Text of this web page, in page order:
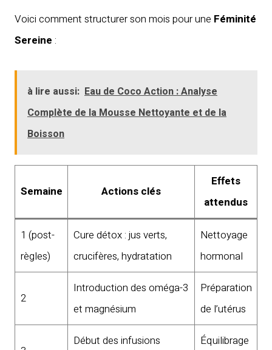
Voici comment structurer son mois pour une Féminité
Sereine :
à lire aussi: Eau de Coco Action : Analyse
Complète de la Mousse Nettoyante et de la
Boisson
Semaine Actions clés
Effets
attendus
1 (post-
règles)
Cure détox : jus verts,
crucifères, hydratation
Nettoyage
hormonal
2
Introduction des oméga-3
et magnésium
Préparation
de l’utérus
Début des infusions Équilibrage